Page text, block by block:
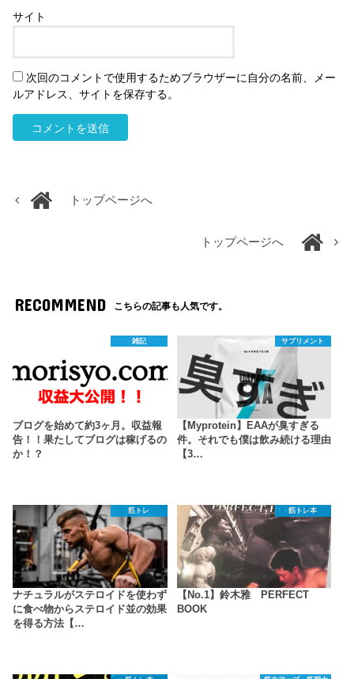
サイト
次回のコメントで使用するためブラウザーに自分の名前、メー
ルアドレス、サイトを保存する。
トップページへ
トップページへ
RECOMMEND こちらの記事も人気です。
雑記
ブログを始めて約3ヶ月。収益報
告！！果たしてブログは稼げるの
か！？
サプリメント
【Myprotein】EAAが臭すぎる
件。それでも僕は飲み続ける理由
【3…
筋トレ
ナチュラルがステロイドを使わず
に食べ物からステロイド並の効果
を得る方法【…
筋トレ本
【No.1】鈴木雅 PERFECT
BOOK